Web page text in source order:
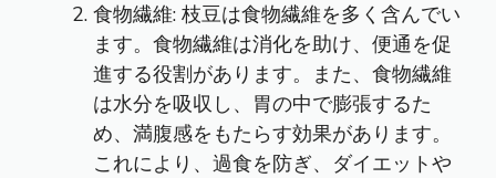
食物繊維: 枝豆は食物繊維を多く含んでい
ます。食物繊維は消化を助け、便通を促
進する役割があります。また、食物繊維
は水分を吸収し、胃の中で膨張するた
め、満腹感をもたらす効果があります。
これにより、過食を防ぎ、ダイエットや